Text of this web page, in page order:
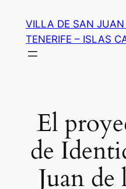
contenido
VILLA DE SAN
TENERIFE – ISLAS
El
de
Juan de